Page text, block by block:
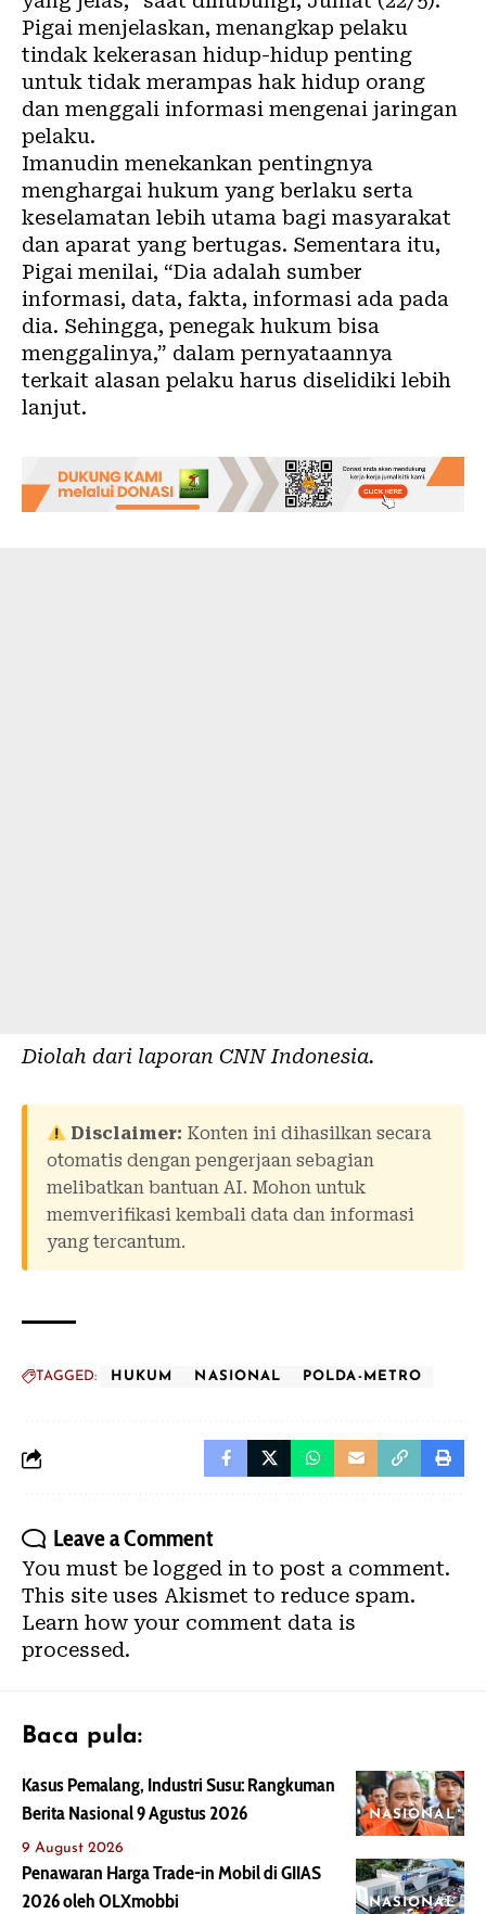
Pigai menjelaskan, menangkap pelaku
tindak kekerasan hidup-hidup penting
untuk tidak merampas hak hidup orang
dan menggali informasi mengenai jaringan
pelaku.
Imanudin menekankan pentingnya
menghargai hukum yang berlaku serta
keselamatan lebih utama bagi masyarakat
dan aparat yang bertugas. Sementara itu,
Pigai menilai, “Dia adalah sumber
informasi, data, fakta, informasi ada pada
dia. Sehingga, penegak hukum bisa
menggalinya,” dalam pernyataannya
terkait alasan pelaku harus diselidiki lebih
lanjut.
Diolah dari laporan CNN Indonesia.
Disclaimer: Konten ini dihasilkan secara
otomatis dengan pengerjaan sebagian
melibatkan bantuan AI. Mohon untuk
memverifikasi kembali data dan informasi
yang tercantum.
TAGGED: HUKUM NASIONAL POLDA-METRO
Leave a Comment
You must be logged in to post a comment.
This site uses Akismet to reduce spam.
Learn how your comment data is
processed.
Baca pula:
NASIONAL
Kasus Pemalang, Industri Susu: Rangkuman
Berita Nasional 9 Agustus 2026
9 August 2026
NASIONAL
Penawaran Harga Trade-in Mobil di GIIAS
2026 oleh OLXmobbi